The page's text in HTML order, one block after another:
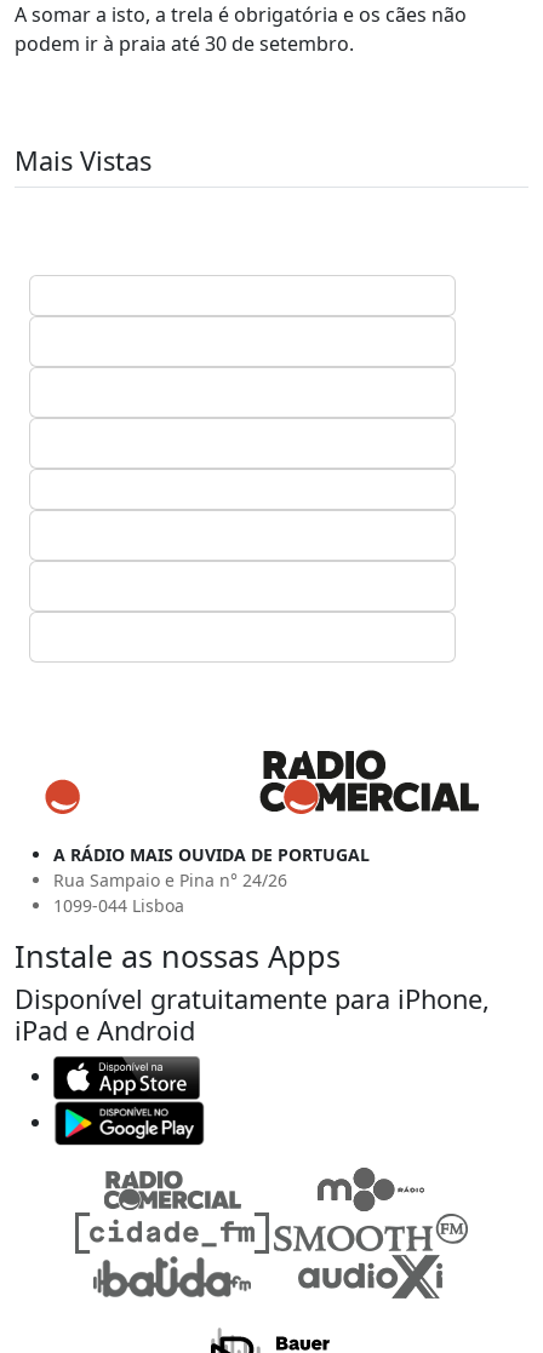
A somar a isto, a trela é obrigatória e os cães não
podem ir à praia até 30 de setembro.
Mais Vistas
A RÁDIO MAIS OUVIDA DE PORTUGAL
Rua Sampaio e Pina n° 24/26
1099-044 Lisboa
Instale as nossas Apps
Disponível gratuitamente para iPhone,
iPad e Android